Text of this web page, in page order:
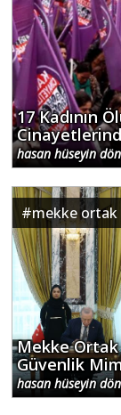
17 Kadının
hasan hüseyin
#mekke ortak
Mekke Ortak
Güvenlik
hasan hüseyin